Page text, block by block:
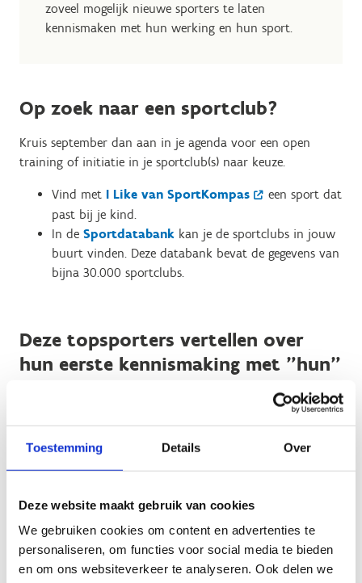
Toestemming Details Over
Deze website maakt gebruik van cookies
We gebruiken cookies om content en advertenties te
personaliseren, om functies voor social media te bieden
en om ons websiteverkeer te analyseren. Ook delen we
zoveel mogelijk nieuwe sporters te laten
kennismaken met hun werking en hun sport.
Op zoek naar een sportclub?
Kruis september dan aan in je agenda voor een open
training of initiatie in je sportclub(s) naar keuze.
Vind met I Like van SportKompas
een sport dat
past bij je kind.
In de Sportdatabank kan je de sportclubs in jouw
buurt vinden. Deze databank bevat de gegevens van
bijna 30.000 sportclubs.
Deze topsporters vertellen over
hun eerste kennismaking met "hun"
Geen fiches gevonden.
Zelf meedoen?